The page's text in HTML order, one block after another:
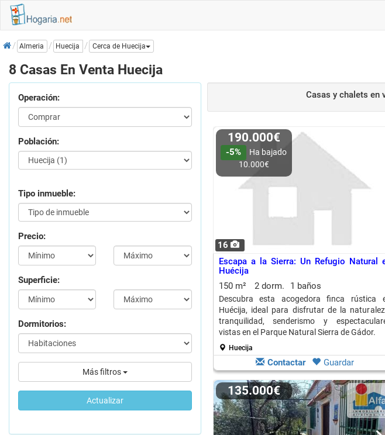
InicioAlmeria Huecija Cerca de Huecija
8 Casas En Venta Huecija
Operación:
Población:
Tipo inmueble:
Precio:
Superficie:
Dormitorios:
Más filtros
Actualizar
Casas y chalets en
16
190.000€
-5%
Ha bajado
10.000€
Escapa a la Sierra: Un Refugio Natural
Huécija
150 m²
2 dorm. 1 baños
Descubra esta acogedora finca rústica
Huécija, ideal para disfrutar de la
tranquilidad, senderismo y
vistas en el Parque Natural Sierra de Gádor.
Huecija
Contactar Guardar
135.000€